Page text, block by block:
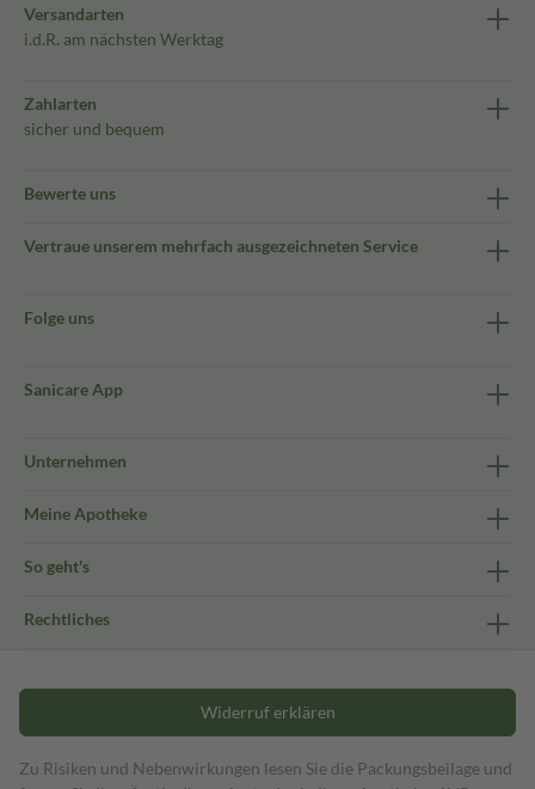
Versandarten
i.d.R. am nächsten Werktag
Zahlarten
sicher und bequem
Bewerte uns
Vertraue unserem mehrfach ausgezeichneten Service
Folge uns
Sanicare App
Unternehmen
Meine Apotheke
So geht's
Rechtliches
Widerruf erklären
Zu Risiken und Nebenwirkungen lesen Sie die Packungsbeilage und